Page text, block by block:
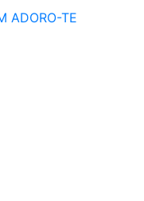
ADORO-TE